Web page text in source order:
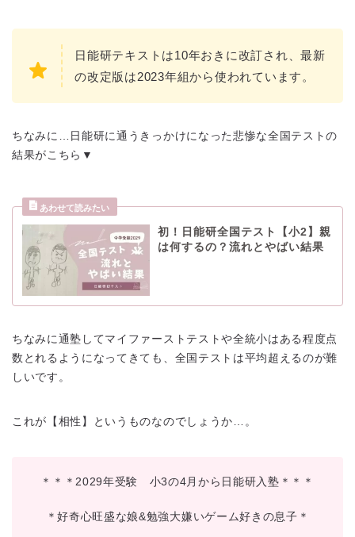
日能研テキストは10年おきに改訂され、最新
の改定版は2023年組から使われています。
ちなみに…日能研に通うきっかけになった悲惨な全国テストの
結果がこちら▼
初！日能研全国テスト【小2】親
は何するの？流れとやばい結果
ちなみに通塾してマイファーストテストや全統小はある程度点
数とれるようになってきても、全国テストは平均超えるのが難
しいです。
これが【相性】というものなのでしょうか…。
＊＊＊2029年受験 小3の4月から日能研入塾＊＊＊
＊好奇心旺盛な娘&勉強大嫌いゲーム好きの息子＊